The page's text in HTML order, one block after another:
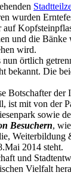
wurden
und die Bänke
wird.
örtlich
bekannt. Die
Botschafter
ist mit von der
sowie
Besuchern,
2014 steht.
und
Vielfalt